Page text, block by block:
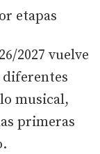
etapas
2027 vuelve
diferentes
musical,
primeras